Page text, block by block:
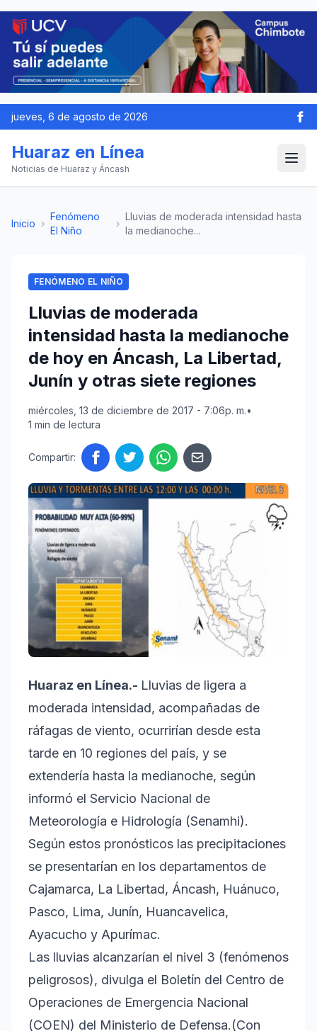
jueves, 6 de agosto de 2026
Huaraz en Línea
Noticias de Huaraz y Áncash
Inicio ›
Fenómeno
El Niño
›
Lluvias de moderada intensidad hasta
la medianoche...
FENÓMENO EL NIÑO
Lluvias de moderada
intensidad hasta la medianoche
de hoy en Áncash, La Libertad,
Junín y otras siete regiones
miércoles, 13 de diciembre de 2017 - 7:06p. m.•
1 min de lectura
Compartir:
Huaraz en Línea.- Lluvias de ligera a
moderada intensidad, acompañadas de
ráfagas de viento, ocurrirían desde esta
tarde en 10 regiones del país, y se
extendería hasta la medianoche, según
informó el Servicio Nacional de
Meteorología e Hidrología (Senamhi).
Según estos pronósticos las precipitaciones
se presentarían en los departamentos de
Cajamarca, La Libertad, Áncash, Huánuco,
Pasco, Lima, Junín, Huancavelica,
Ayacucho y Apurímac.
Las lluvias alcanzarían el nivel 3 (fenómenos
peligrosos), divulga el Boletín del Centro de
Operaciones de Emergencia Nacional
(COEN) del Ministerio de Defensa.(Con